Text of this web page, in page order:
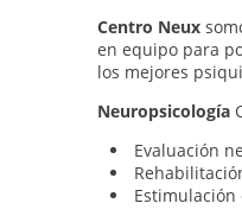
Centro Neux
en equipo para
los mejores
Neuropsicología
Evaluación
Estimulación